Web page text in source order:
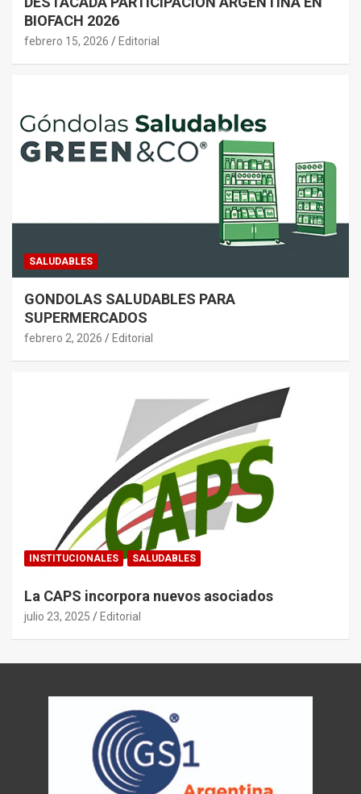
BIOFACH 2026
febrero 15, 2026 Editorial
SALUDABLES
GONDOLAS SALUDABLES PARA
SUPERMERCADOS
febrero 2, 2026 Editorial
INSTITUCIONALES SALUDABLES
La CAPS incorpora nuevos asociados
julio 23, 2025 Editorial